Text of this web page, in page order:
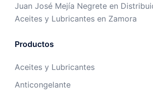
Juan José Mejía Negrete en
Aceites y Lubricantes en Zamora
Productos
Aceites y Lubricantes
Anticongelante